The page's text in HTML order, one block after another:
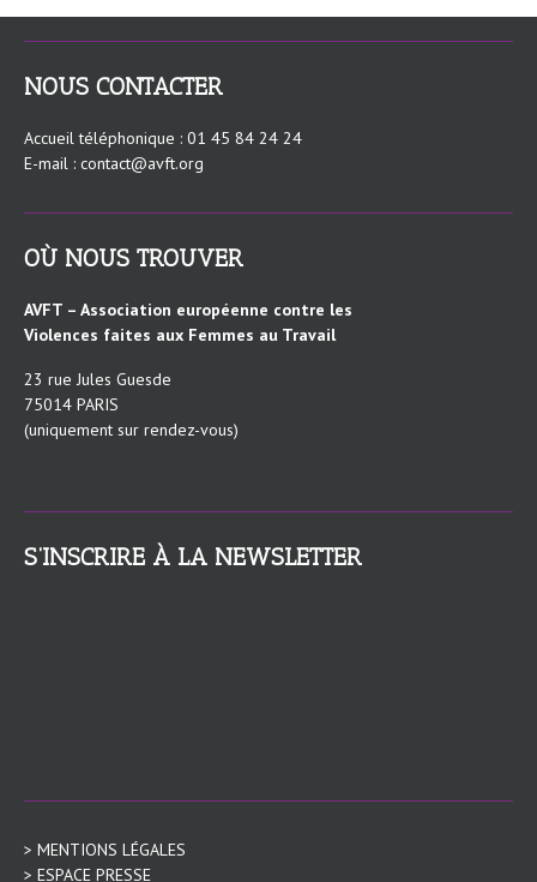
NOUS CONTACTER
Accueil téléphonique : 01 45 84 24 24
E-mail : contact@avft.org
OÙ NOUS TROUVER
AVFT – Association européenne contre les
Violences faites aux Femmes au Travail
23 rue Jules Guesde
75014 PARIS
(uniquement sur rendez-vous)
S’INSCRIRE À LA NEWSLETTER
> MENTIONS LÉGALES
> ESPACE PRESSE